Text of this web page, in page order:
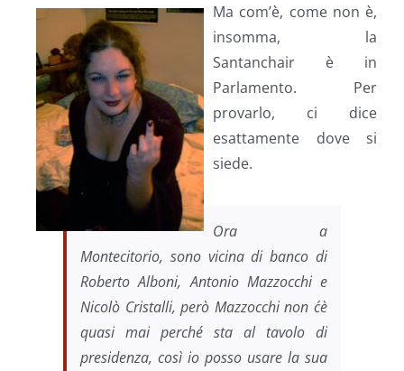
Ma com’è, come non è,
insomma, la
Santanchair è in
Parlamento. Per
provarlo, ci dice
esattamente dove si
siede.
Ora a
Montecitorio, sono vicina di banco di
Roberto Alboni, Antonio Mazzocchi e
Nicolò Cristalli, però Mazzocchi non c´è
quasi mai perché sta al tavolo di
presidenza, così io posso usare la sua